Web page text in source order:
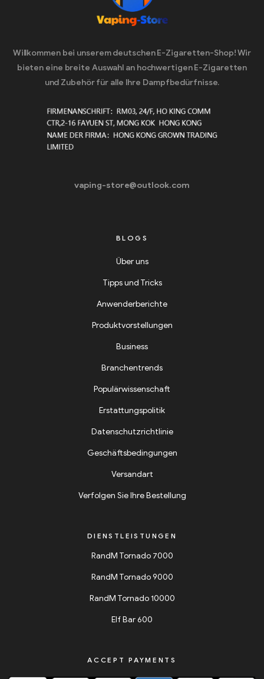
Willkommen bei unserem deutschen E-Zigaretten-Shop! Wir
bieten eine breite Auswahl an hochwertigen E-Zigaretten
und Zubehör für alle Ihre Dampfbedürfnisse.
vaping-store@outlook.com
BLOGS
Über uns
Tipps und Tricks
Anwenderberichte
Produktvorstellungen
Business
Branchentrends
Populärwissenschaft
Erstattungspolitik
Datenschutzrichtlinie
Geschäftsbedingungen
Versandart
Verfolgen Sie Ihre Bestellung
DIENSTLEISTUNGEN
RandM Tornado 7000
RandM Tornado 9000
RandM Tornado 10000
Elf Bar 600
ACCEPT PAYMENTS